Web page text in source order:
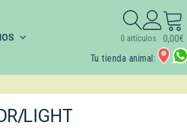
Tu tienda animal:
Buscar:
0,00€
0 artículos
LIGHT